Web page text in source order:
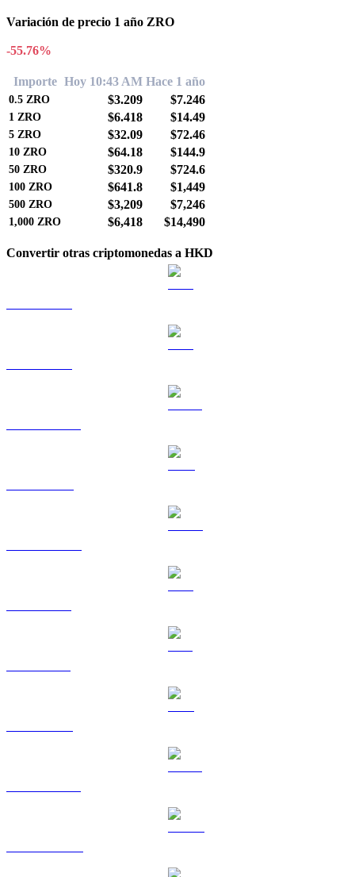
Variación de precio 1 año ZRO
-55.76%
Importe Hoy 10:43 AM Hace 1 año
0.5 ZRO $3.209 $7.246
1 ZRO $6.418 $14.49
5 ZRO $32.09 $72.46
10 ZRO $64.18 $144.9
50 ZRO $320.9 $724.6
100 ZRO $641.8 $1,449
500 ZRO $3,209 $7,246
1,000 ZRO $6,418 $14,490
Convertir otras criptomonedas a HKD